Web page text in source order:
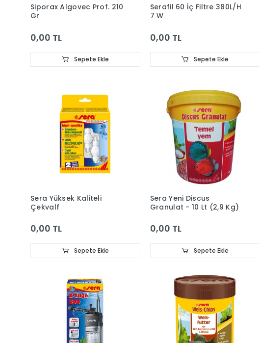
Siporax Algovec Prof. 210
Gr
0,00 TL
Sepete Ekle
Serafil 60 İç Filtre 380L/H
7 W
0,00 TL
Sepete Ekle
Sera Yüksek Kaliteli
Çekvalf
0,00 TL
Sepete Ekle
Sera Yeni Discus
Granulat - 10 Lt (2,9 Kg)
0,00 TL
Sepete Ekle